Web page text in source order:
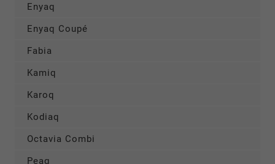
Enyaq
Enyaq Coupé
Fabia
Kamiq
Karoq
Kodiaq
Octavia Combi
Peaq